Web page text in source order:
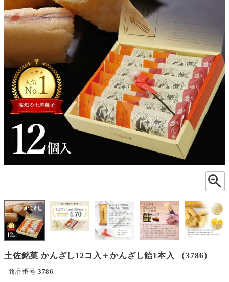
土佐銘菓 かんざし12コ入＋かんざし飴1本入 （3786）
商品番号 3786